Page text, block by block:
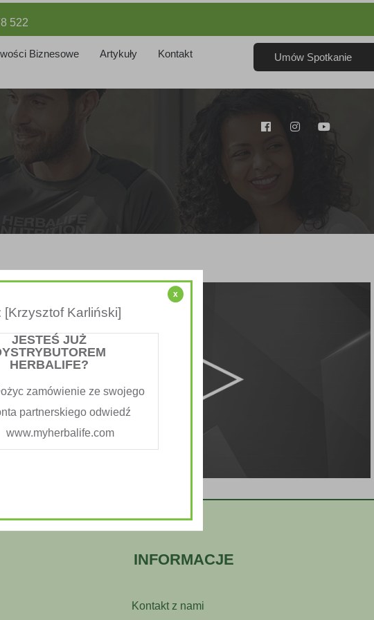
522
Biznesowe Artykuły Kontakt Umów Spotkanie
INFORMACJE
Kontakt z nami
x
Karliński]
JESTEŚ JUŻ
HERBALIFE?
zamówienie ze swojego
partnerskiego odwiedź
www.myherbalife.com